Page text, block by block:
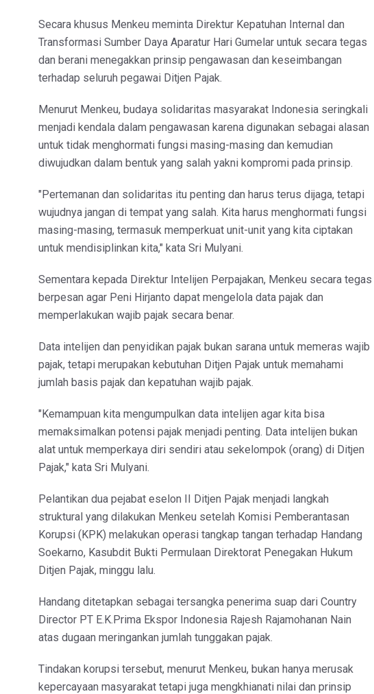
Secara khusus Menkeu meminta Direktur Kepatuhan Internal dan
Transformasi Sumber Daya Aparatur Hari Gumelar untuk secara tegas
dan berani menegakkan prinsip pengawasan dan keseimbangan
terhadap seluruh pegawai Ditjen Pajak.
Menurut Menkeu, budaya solidaritas masyarakat Indonesia seringkali
menjadi kendala dalam pengawasan karena digunakan sebagai alasan
untuk tidak menghormati fungsi masing-masing dan kemudian
diwujudkan dalam bentuk yang salah yakni kompromi pada prinsip.
"Pertemanan dan solidaritas itu penting dan harus terus dijaga, tetapi
wujudnya jangan di tempat yang salah. Kita harus menghormati fungsi
masing-masing, termasuk memperkuat unit-unit yang kita ciptakan
untuk mendisiplinkan kita," kata Sri Mulyani.
Sementara kepada Direktur Intelijen Perpajakan, Menkeu secara tegas
berpesan agar Peni Hirjanto dapat mengelola data pajak dan
memperlakukan wajib pajak secara benar.
Data intelijen dan penyidikan pajak bukan sarana untuk memeras wajib
pajak, tetapi merupakan kebutuhan Ditjen Pajak untuk memahami
jumlah basis pajak dan kepatuhan wajib pajak.
"Kemampuan kita mengumpulkan data intelijen agar kita bisa
memaksimalkan potensi pajak menjadi penting. Data intelijen bukan
alat untuk memperkaya diri sendiri atau sekelompok (orang) di Ditjen
Pajak," kata Sri Mulyani.
Pelantikan dua pejabat eselon II Ditjen Pajak menjadi langkah
struktural yang dilakukan Menkeu setelah Komisi Pemberantasan
Korupsi (KPK) melakukan operasi tangkap tangan terhadap Handang
Soekarno, Kasubdit Bukti Permulaan Direktorat Penegakan Hukum
Ditjen Pajak, minggu lalu.
Handang ditetapkan sebagai tersangka penerima suap dari Country
Director PT E.K.Prima Ekspor Indonesia Rajesh Rajamohanan Nain
atas dugaan meringankan jumlah tunggakan pajak.
Tindakan korupsi tersebut, menurut Menkeu, bukan hanya merusak
kepercayaan masyarakat tetapi juga mengkhianati nilai dan prinsip